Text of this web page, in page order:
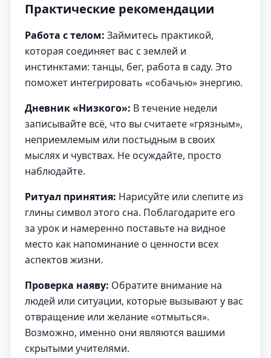
Практические рекомендации
Работа с телом: Займитесь практикой,
которая соединяет вас с землей и
инстинктами: танцы, бег, работа в саду. Это
поможет интегрировать «собачью» энергию.
Дневник «Низкого»: В течение недели
записывайте всё, что вы считаете «грязным»,
неприемлемым или постыдным в своих
мыслях и чувствах. Не осуждайте, просто
наблюдайте.
Ритуал принятия: Нарисуйте или слепите из
глины символ этого сна. Поблагодарите его
за урок и намеренно поставьте на видное
место как напоминание о ценности всех
аспектов жизни.
Проверка наяву: Обратите внимание на
людей или ситуации, которые вызывают у вас
отвращение или желание «отмыться».
Возможно, именно они являются вашими
скрытыми учителями.